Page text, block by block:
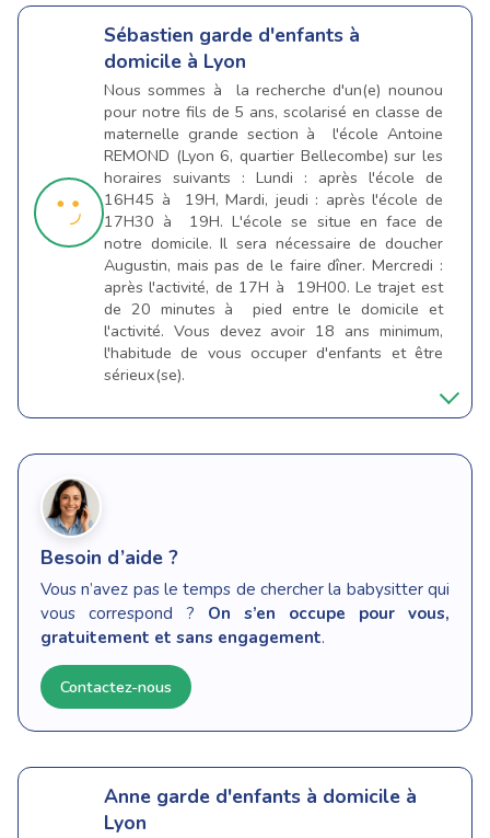
Sébastien garde d'enfants à
domicile à Lyon
Nous sommes à la recherche d'un(e) nounou
pour notre fils de 5 ans, scolarisé en classe de
maternelle grande section à l'école Antoine
REMOND (Lyon 6, quartier Bellecombe) sur les
horaires suivants : Lundi : après l'école de
16H45 à 19H, Mardi, jeudi : après l'école de
17H30 à 19H. L'école se situe en face de
notre domicile. Il sera nécessaire de doucher
Augustin, mais pas de le faire dîner. Mercredi :
après l'activité, de 17H à 19H00. Le trajet est
de 20 minutes à pied entre le domicile et
l'activité. Vous devez avoir 18 ans minimum,
l'habitude de vous occuper d'enfants et être
sérieux(se).
Besoin d’aide ?
Vous n’avez pas le temps de chercher la babysitter qui
vous correspond ? On s’en occupe pour vous,
gratuitement et sans engagement.
Contactez-nous
Anne garde d'enfants à domicile à
Lyon